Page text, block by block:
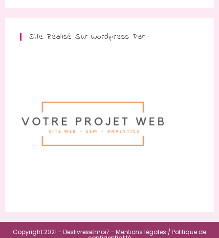
Site Réalisé Sur Wordpress Par :
Copyright 2021 - Deslivresetmoi7 - Mentions légales / Politique de